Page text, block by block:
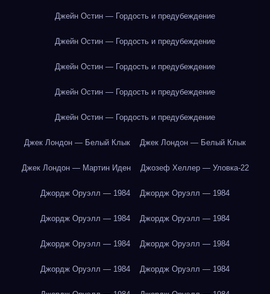
Джейн Остин — Гордость и предубеждение
Джейн Остин — Гордость и предубеждение
Джейн Остин — Гордость и предубеждение
Джейн Остин — Гордость и предубеждение
Джейн Остин — Гордость и предубеждение
Джек Лондон — Белый Клык Джек Лондон — Белый Клык
Джек Лондон — Мартин Иден Джозеф Хеллер — Уловка-22
Джордж Оруэлл — 1984 Джордж Оруэлл — 1984
Джордж Оруэлл — 1984 Джордж Оруэлл — 1984
Джордж Оруэлл — 1984 Джордж Оруэлл — 1984
Джордж Оруэлл — 1984 Джордж Оруэлл — 1984